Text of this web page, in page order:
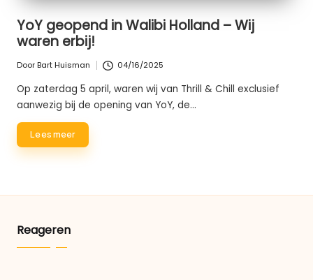
YoY geopend in Walibi Holland – Wij
waren erbij!
Geplaatst
door
DoorBart Huisman 04/16/2025
Op zaterdag 5 april, waren wij van Thrill & Chill exclusief
aanwezig bij de opening van YoY, de…
Lees meer
Reageren